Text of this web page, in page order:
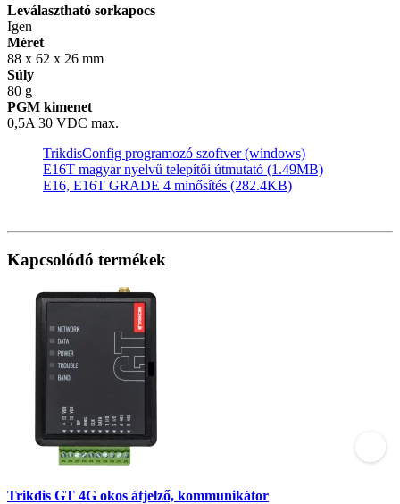
Leválasztható sorkapocs
Igen
Méret
88 x 62 x 26 mm
Súly
80 g
PGM kimenet
0,5A 30 VDC max.
TrikdisConfig programozó szoftver (windows)
E16T magyar nyelvű telepítői útmutató (1.49MB)
E16, E16T GRADE 4 minősítés (282.4KB)
Kapcsolódó termékek
Trikdis GT 4G okos átjelző, kommunikátor